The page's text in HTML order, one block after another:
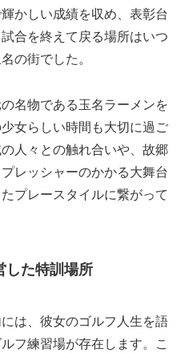
かしい成績を収め、表彰台
合を終えて戻る場所はいつ
の街でした。
名物である玉名ラーメンを
女らしい時間も大切に過ご
人々との触れ合いや、故郷
レッシャーのかかる大舞台
プレースタイルに繋がって
した特訓場所
は、彼女のゴルフ人生を語
フ練習場が存在します。こ